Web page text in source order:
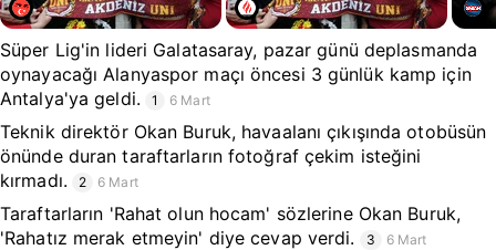
Süper Lig'in lideri Galatasaray, pazar günü deplasmanda
oynayacağı Alanyaspor maçı öncesi 3 günlük kamp için
Antalya'ya geldi.
1 6 Mart
Teknik direktör Okan Buruk, havaalanı çıkışında otobüsün
önünde duran taraftarların fotoğraf çekim isteğini
kırmadı.
2 6 Mart
Taraftarların 'Rahat olun hocam' sözlerine Okan Buruk,
'Rahatız merak etmeyin' diye cevap verdi.
3 6 Mart